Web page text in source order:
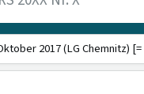
2017 (LG Chemnitz) [=